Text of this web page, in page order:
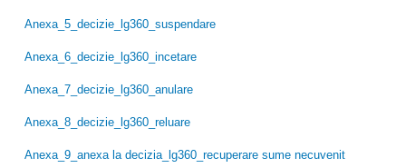
Anexa_5_decizie_lg360_suspendare
Anexa_6_decizie_lg360_incetare
Anexa_7_decizie_lg360_anulare
Anexa_8_decizie_lg360_reluare
Anexa_9_anexa la decizia_lg360_recuperare sume necuvenit